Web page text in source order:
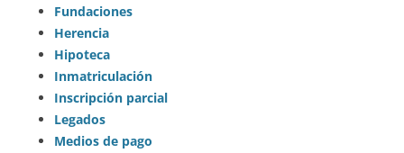
Fundaciones
Herencia
Hipoteca
Inmatriculación
Inscripción parcial
Legados
Medios de pago